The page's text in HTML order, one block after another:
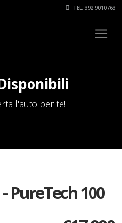
TEL: 392 9010763
l'auto per te!
- PureTech 100